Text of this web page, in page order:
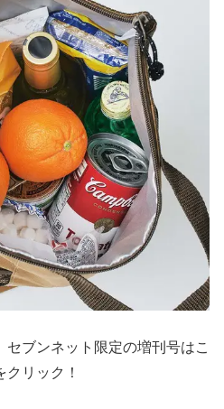
ブンネット限定の増刊号はこ
リック！